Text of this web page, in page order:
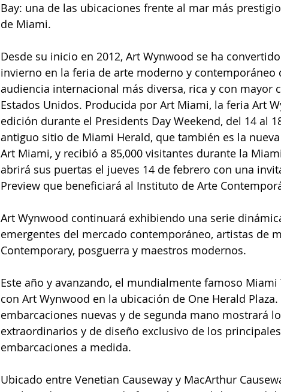
Bay: una de las ubicaciones frente al mar más
de Miami.
Desde su inicio en 2012, Art Wynwood se ha
invierno en la feria de arte moderno y contemporáneo
audiencia internacional más diversa, rica y con mayor
Estados Unidos. Producida por Art Miami, la feria Art
edición durante el Presidents Day Weekend, del 14 al
antiguo sitio de Miami Herald, que también es la nueva
Art Miami, y recibió a 85,000 visitantes durante la
abrirá sus puertas el jueves 14 de febrero con una
Preview que beneficiará al Instituto de Arte
Art Wynwood continuará exhibiendo una serie
emergentes del mercado contemporáneo, artistas de
Contemporary, posguerra y maestros modernos.
Este año y avanzando, el mundialmente famoso
con Art Wynwood en la ubicación de One Herald
embarcaciones nuevas y de segunda mano mostrará
extraordinarios y de diseño exclusivo de los
embarcaciones a medida.
Ubicado entre Venetian Causeway y MacArthur